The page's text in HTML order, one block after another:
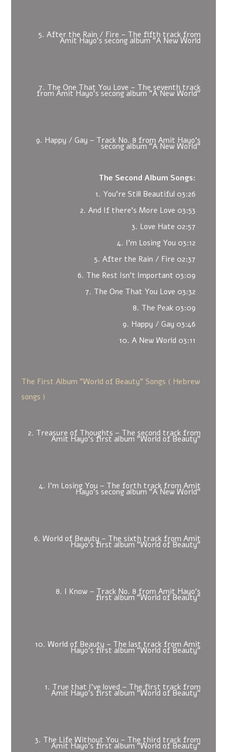
5. After the Rain / Fire – The fifth track from
Amit Hayo's secong album "A New World
7. The One That You Love – The seventh track
from Amit Hayo's secong album "A New World"
9. Happy / Gay – Track No. 8 from Amit Hayo's
secong album "A New World"
The Second Album Songs:
1. You're Still Beautiful 03:26
2. And If there's More Love 03:53
3. Love Hate 02:57
4. I'm Losing You 03:12
5. After the Rain / Fire 02:37
6. The Rest Isn't Important 03:09
7. The One That You Love 03:32
8. The Peak 03:09
9. Happy / Gay 03:46
10. A New World 03:11
The First Album "World of Beauty" Songs ( Hebrew
songs )
2. Treasure of Thoughts – The second track from
Amit Hayo's first album "World of Beauty"
4. I'm Losing You – The forth track from Amit
Hayo's secong album "A New World"
6. World of Beauty – The sixth track from Amit
Hayo's first album "World of Beauty"
8. I Know – Track No. 8 from Amit Hayo's
first album "World of Beauty"
10. World of Beauty – The last track from Amit
Hayo's first album "World of Beauty"
1. True that I've loved – The first track from
Amit Hayo's first album "World of Beauty"
3. The Life Without You – The third track from
Amit Hayo's first album "World of Beauty"